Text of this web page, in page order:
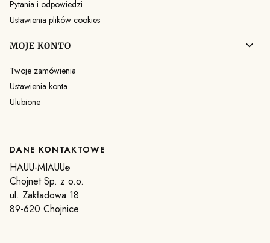
Pytania i odpowiedzi
Ustawienia plików cookies
MOJE KONTO
Twoje zamówienia
Ustawienia konta
Ulubione
DANE KONTAKTOWE
HAUU-MIAUU®
Chojnet Sp. z o.o.
ul. Zakładowa 18
89-620 Chojnice